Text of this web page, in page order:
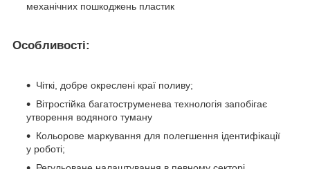
механічних пошкоджень пластик
Особливості:
Чіткі, добре окреслені краї поливу;
Вітростійка багатоструменева технологія запобігає
утворення водяного туману
Кольорове маркування для полегшення ідентифікації
у роботі;